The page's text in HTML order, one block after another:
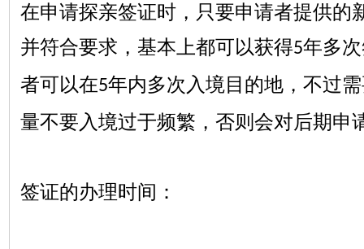
在申请探亲签证时，只要申请者提供的
并符合要求，基本上都可以获得5年多
者可以在5年内多次入境目的地，不过
量不要入境过于频繁，否则会对后期申
签证的办理时间：